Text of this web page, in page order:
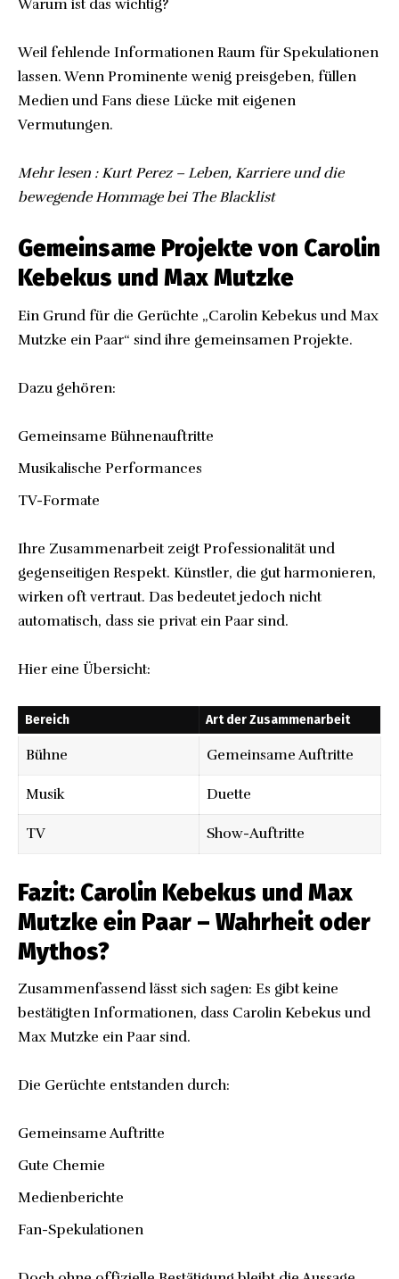
Warum ist das wichtig?
Weil fehlende Informationen Raum für Spekulationen
lassen. Wenn Prominente wenig preisgeben, füllen
Medien und Fans diese Lücke mit eigenen
Vermutungen.
Mehr lesen :Kurt Perez – Leben, Karriere und die
bewegende Hommage bei The Blacklist
Gemeinsame Projekte von Carolin
Kebekus und Max Mutzke
Ein Grund für die Gerüchte „Carolin Kebekus und Max
Mutzke ein Paar“ sind ihre gemeinsamen Projekte.
Dazu gehören:
Gemeinsame Bühnenauftritte
Musikalische Performances
TV-Formate
Ihre Zusammenarbeit zeigt Professionalität und
gegenseitigen Respekt. Künstler, die gut harmonieren,
wirken oft vertraut. Das bedeutet jedoch nicht
automatisch, dass sie privat ein Paar sind.
Hier eine Übersicht:
Bereich Art der Zusammenarbeit
Bühne Gemeinsame Auftritte
Musik Duette
TV Show-Auftritte
Fazit: Carolin Kebekus und Max
Mutzke ein Paar – Wahrheit oder
Mythos?
Zusammenfassend lässt sich sagen: Es gibt keine
bestätigten Informationen, dass Carolin Kebekus und
Max Mutzke ein Paar sind.
Die Gerüchte entstanden durch:
Gemeinsame Auftritte
Gute Chemie
Medienberichte
Fan-Spekulationen